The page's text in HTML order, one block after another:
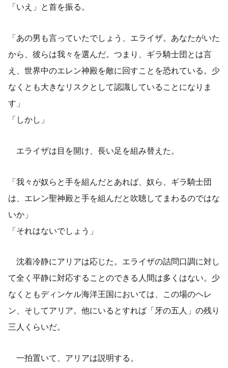
「いえ」と首を振る。
「あの男も言っていたでしょう、エライザ。あなたがいた
から、彼らは我々を選んだ。つまり、ギラ騎士団とは言
え、世界中のエレン神殿を敵に回すことを恐れている。少
なくとも大きなリスクとして認識していることになりま
す」
「しかし」
エライザは目を開け、長い足を組み替えた。
「我々が奴らと手を組んだとあれば、奴ら、ギラ騎士団
は、エレン聖神殿と手を組んだと吹聴してまわるのではな
いか」
「それはないでしょう」
沈着冷静にアリアは応じた。エライザの詰問口調に対し
て全く平静に対応することのできる人間は多くはない。少
なくともディンケル海洋王国においては、この場のヘレ
ン、そしてアリア。他にいるとすれば「牙の五人」の残り
三人くらいだ。
一拍置いて、アリアは説明する。